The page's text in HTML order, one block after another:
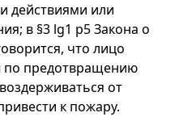
действиями или
в §3 lg1 p5 Закона о
что лицо
предотвращению
от
к пожару.